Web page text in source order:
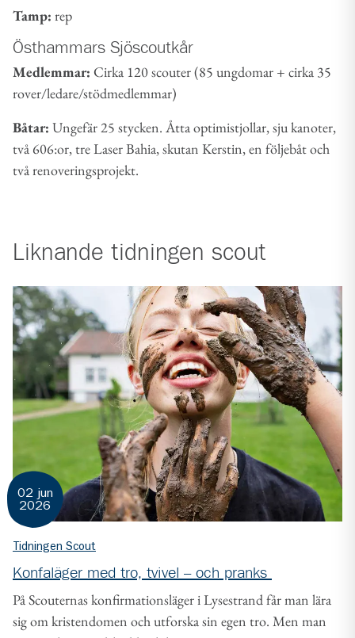
Tamp: rep
Östhammars Sjöscoutkår
Medlemmar: Cirka 120 scouter (85 ungdomar + cirka 35
rover/ledare/stödmedlemmar)
Båtar: Ungefär 25 stycken. Åtta optimistjollar, sju kanoter,
två 606:or, tre Laser Bahia, skutan Kerstin, en följebåt och
två renoveringsprojekt.
Liknande tidningen scout
02 jun
2026
Tidningen Scout
Konfaläger med tro, tvivel – och pranks
På Scouternas konfirmationsläger i Lysestrand får man lära
sig om kristendomen och utforska sin egen tro. Men man